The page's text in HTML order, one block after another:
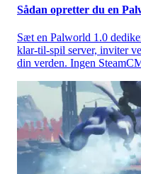
Sådan opretter du en
Sæt en Palworld 1.0
klar-til-spil server, inviter
din verden. Ingen